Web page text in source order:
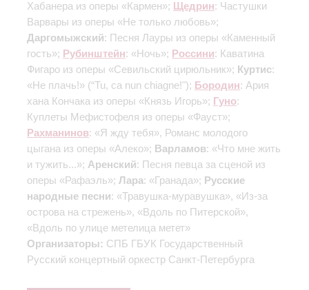
Хабанера из оперы «Кармен»; Щедрин: Частушки
Варвары из оперы «Не только любовь»;
Даргомыжский: Песня Лауры из оперы «Каменный
гость»; Рубинштейн: «Ночь»; Россини: Каватина
Фигаро из оперы «Севильский цирюльник»; Куртис:
«Не плачь!» (“Tu, ca nun chiagne!"); Бородин: Ария
хана Кончака из оперы «Князь Игорь»; Гуно:
Куплеты Мефистофеля из оперы «Фауст»;
Рахманинов: «Я жду тебя», Романс молодого
цыгана из оперы «Алеко»; Варламов: «Что мне жить
и тужить...»; Аренский: Песня певца за сценой из
оперы «Рафаэль»; Лара: «Гранада»; Русские
народные песни: «Травушка-муравушка», «Из-за
острова на стрежень», «Вдоль по Питерской»,
«Вдоль по улице метелица метет»
Организаторы: СПБ ГБУК Государственный
Русский концертный оркестр Санкт-Петербурга